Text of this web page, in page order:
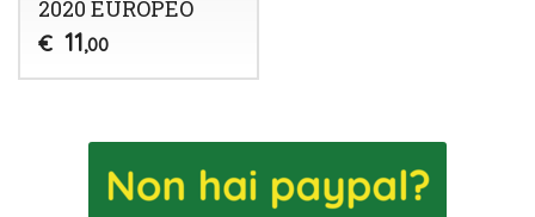
2020 EUROPEO
€ 11,00